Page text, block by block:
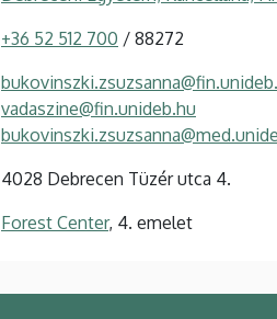
+36 52 512 700 / 88272
vadaszine@fin.unideb.hu
4028 Debrecen Tüzér utca 4.
Forest Center, 4. emelet